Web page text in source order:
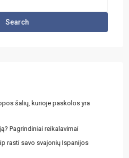
Search
šalių, kurioje paskolos yra
Pagrindiniai reikalavimai
rasti savo svajonių Ispanijos